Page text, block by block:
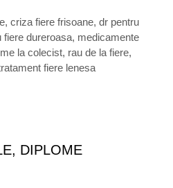
s
t
u
l
, criza fiere frisoane, dr pentru
fiere dureroasa, medicamente
la colecist, rau de la fiere,
fiere lenesa
DIPLOME